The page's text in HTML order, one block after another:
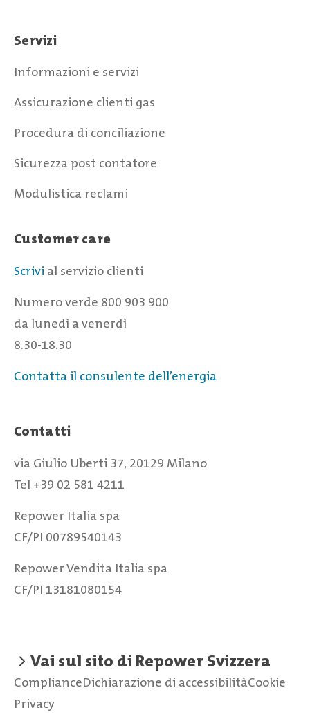
Servizi
Informazioni e servizi
Assicurazione clienti gas
Procedura di conciliazione
Sicurezza post contatore
Modulistica reclami
Customer care
Scrivi al servizio clienti
Numero verde 800 903 900
da lunedì a venerdì
8.30-18.30
Contatta il consulente dell’energia
Contatti
via Giulio Uberti 37, 20129 Milano
Tel +39 02 581 4211
Repower Italia spa
CF/PI 00789540143
Repower Vendita Italia spa
CF/PI 13181080154
Vai sul sito di Repower Svizzera
ComplianceDichiarazione di accessibilitàCookie
Privacy